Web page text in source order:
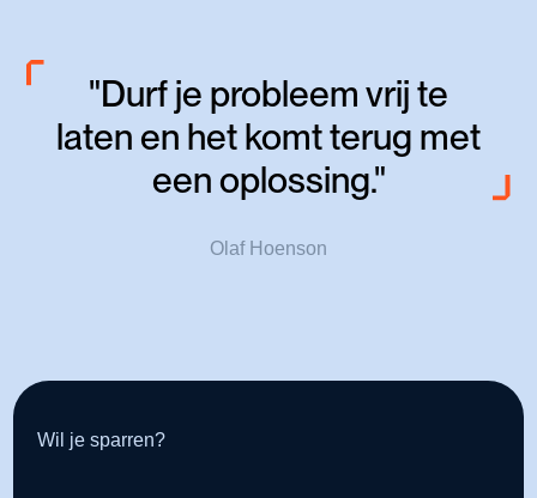
"Durf je probleem vrij te
laten en het komt terug met
een oplossing."
Olaf Hoenson
Wil je sparren?